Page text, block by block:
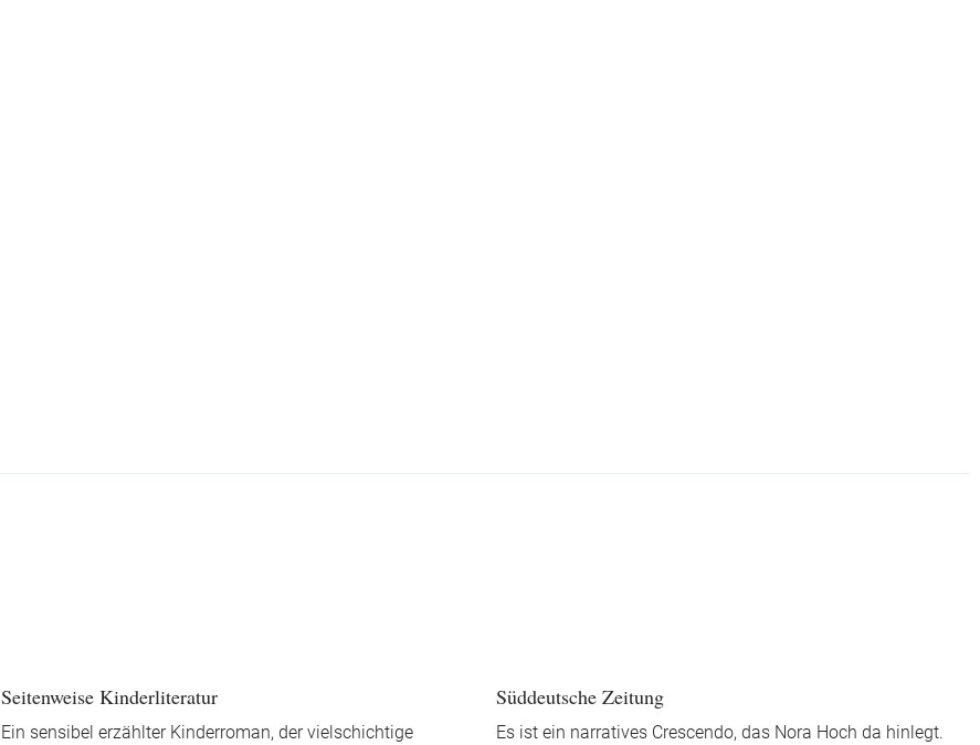
Seitenweise Kinderliteratur
Ein sensibel erzählter Kinderroman, der vielschichtige
Süddeutsche Zeitung
Es ist ein narratives Crescendo, das Nora Hoch da hinlegt.